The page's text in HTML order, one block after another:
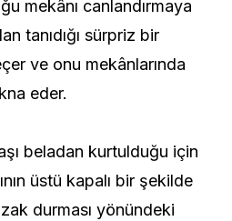
mekânı canlandırmaya
tanıdığı sürpriz bir
ve onu mekânlarında
eder.
beladan kurtulduğu için
üstü kapalı bir şekilde
durması yönündeki